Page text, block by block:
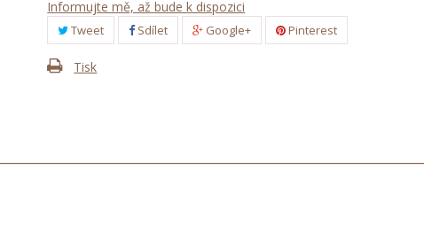
Informujte mě, až bude k dispozici
Tweet Sdílet Google+ Pinterest
Tisk